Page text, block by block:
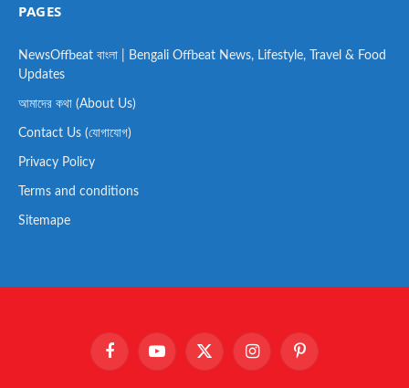
PAGES
NewsOffbeat বাংলা | Bengali Offbeat News, Lifestyle, Travel & Food
Updates
আমাদের কথা (About Us)
Contact Us (যোগাযোগ)
Privacy Policy
Terms and conditions
Sitemape
FacebookYouTube X
InstagramPinterest